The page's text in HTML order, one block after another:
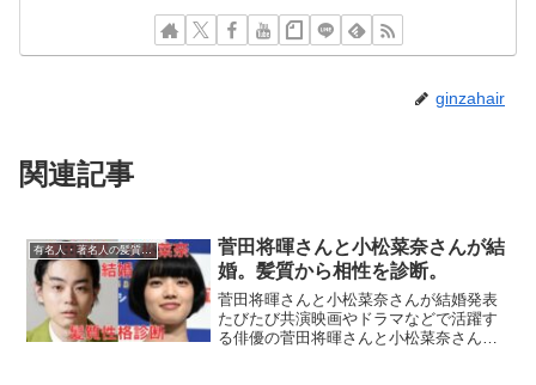
ginzahair
関連記事
有名人・著名人の髪質性格診断
菅田将暉さんと小松菜奈さんが結
婚。髪質から相性を診断。
菅田将暉さんと小松菜奈さんが結婚発表
たびたび共演映画やドラマなどで活躍す
る俳優の菅田将暉さんと小松菜奈さんが